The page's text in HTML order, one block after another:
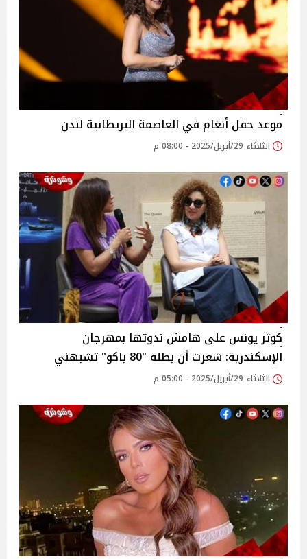
موعد حفل أنغام في العاصمة البريطانية لندن
الثلاثاء 29/أبريل/2025 - 08:00 م
كوثر يونس على هامش ندوتها بمهرجان
الإسكندرية: شعرت أن بطلة "80 باكو" تشبهني
الثلاثاء 29/أبريل/2025 - 05:00 م